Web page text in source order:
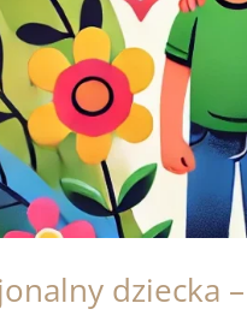
dziecka